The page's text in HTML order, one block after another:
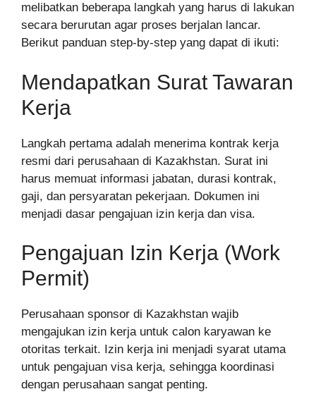
melibatkan beberapa langkah yang harus di lakukan
secara berurutan agar proses berjalan lancar.
Berikut panduan step-by-step yang dapat di ikuti:
Mendapatkan Surat Tawaran
Kerja
Langkah pertama adalah menerima kontrak kerja
resmi dari perusahaan di Kazakhstan. Surat ini
harus memuat informasi jabatan, durasi kontrak,
gaji, dan persyaratan pekerjaan. Dokumen ini
menjadi dasar pengajuan izin kerja dan visa.
Pengajuan Izin Kerja (Work
Permit)
Perusahaan sponsor di Kazakhstan wajib
mengajukan izin kerja untuk calon karyawan ke
otoritas terkait. Izin kerja ini menjadi syarat utama
untuk pengajuan visa kerja, sehingga koordinasi
dengan perusahaan sangat penting.